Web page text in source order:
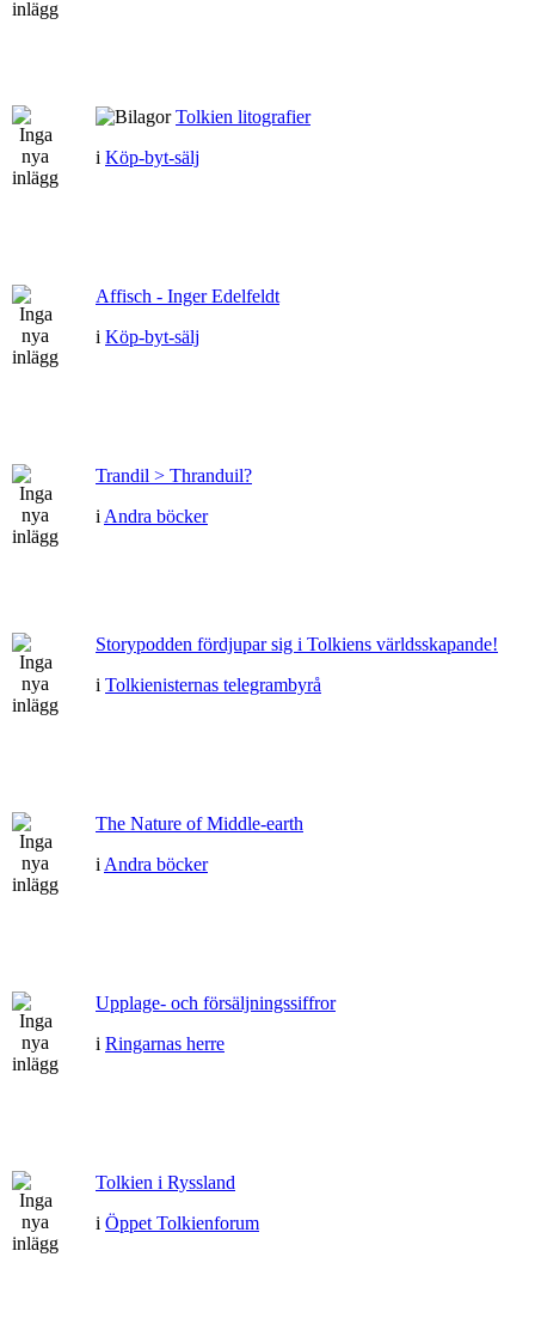
Tolkien litografier
i Köp-byt-sälj
Affisch - Inger Edelfeldt
i Köp-byt-sälj
Trandil > Thranduil?
i Andra böcker
Storypodden fördjupar sig i Tolkiens världsskapande!
i Tolkienisternas telegrambyrå
The Nature of Middle-earth
i Andra böcker
Upplage- och försäljningssiffror
i Ringarnas herre
Tolkien i Ryssland
i Öppet Tolkienforum